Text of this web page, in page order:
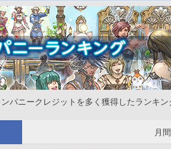
パニークレジットを多く獲得したランキン
月間